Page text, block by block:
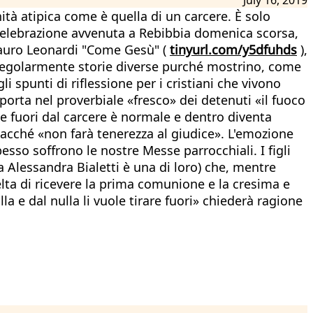
atipica come è quella di un carcere. È solo
avvenuta a Rebibbia domenica scorsa,
Leonardi "Come Gesù" ( tinyurl.com/y5dfuhds ),
storie diverse purché mostrino, come
spunti di riflessione per i cristiani che vivono
nel proverbiale «fresco» dei detenuti «il fuoco
fuori dal carcere è normale e dentro diventa
«non farà tenerezza al giudice». L'emozione
soffrono le nostre Messe parrocchiali. I figli
Alessandra Bialetti è una di loro) che, mentre
di ricevere la prima comunione e la cresima e
e dal nulla li vuole tirare fuori» chiederà ragione